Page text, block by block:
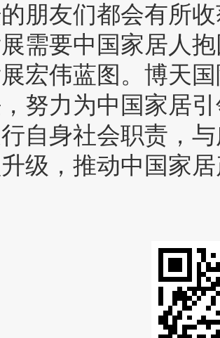
朋友们都会有所
需要中国家居人
宏伟蓝图。博天
努力为中国家居
自身社会职责，
级，推动中国家